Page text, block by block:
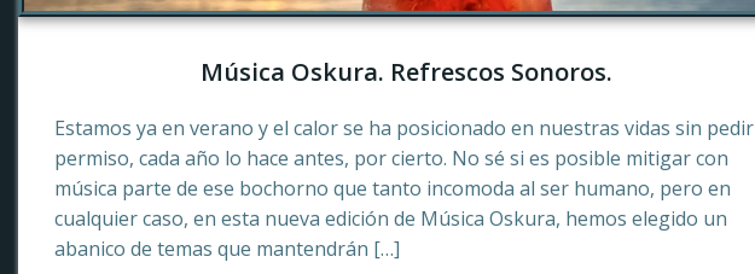
Música Oskura. Refrescos Sonoros.
Estamos ya en verano y el calor se ha posicionado en nuestras vidas sin pedir
permiso, cada año lo hace antes, por cierto. No sé si es posible mitigar con
música parte de ese bochorno que tanto incomoda al ser humano, pero en
cualquier caso, en esta nueva edición de Música Oskura, hemos elegido un
abanico de temas que mantendrán […]